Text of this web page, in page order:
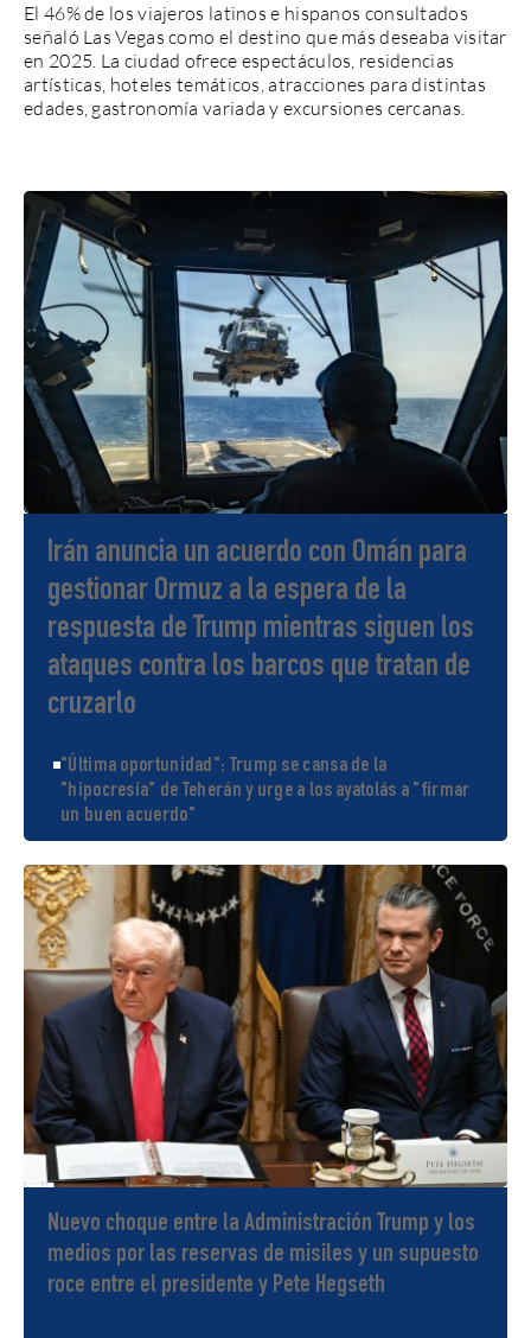
El 46% de los viajeros latinos e hispanos consultados
señaló Las Vegas como el destino que más deseaba visitar
en 2025. La ciudad ofrece espectáculos, residencias
artísticas, hoteles temáticos, atracciones para distintas
edades, gastronomía variada y excursiones cercanas.
Irán anuncia un acuerdo con Omán para
gestionar Ormuz a la espera de la
respuesta de Trump mientras siguen los
ataques contra los barcos que tratan de
cruzarlo
"Última oportunidad": Trump se cansa de la
"hipocresía" de Teherán y urge a los ayatolás a "firmar
un buen acuerdo"
Nuevo choque entre la Administración Trump y los
medios por las reservas de misiles y un supuesto
roce entre el presidente y Pete Hegseth